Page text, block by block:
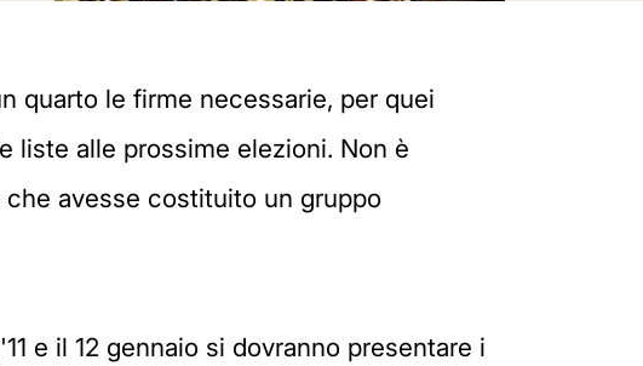
quarto le firme necessarie, per quei
liste alle prossime elezioni. Non è
avesse costituito un gruppo
e il 12 gennaio si dovranno presentare i